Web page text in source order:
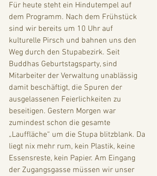
Für heute steht ein Hindutempel auf
dem Programm. Nach dem Frühstück
sind wir bereits um 10 Uhr auf
kulturelle Pirsch und bahnen uns den
Weg durch den Stupabezirk. Seit
Buddhas Geburtstagsparty, sind
Mitarbeiter der Verwaltung unablässig
damit beschäftigt, die Spuren der
ausgelassenen Feierlichkeiten zu
beseitigen. Gestern Morgen war
zumindest schon die gesamte
„Lauffläche“ um die Stupa blitzblank. Da
liegt nix mehr rum, kein Plastik, keine
Essensreste, kein Papier. Am Eingang
der Zugangsgasse müssen wir unser